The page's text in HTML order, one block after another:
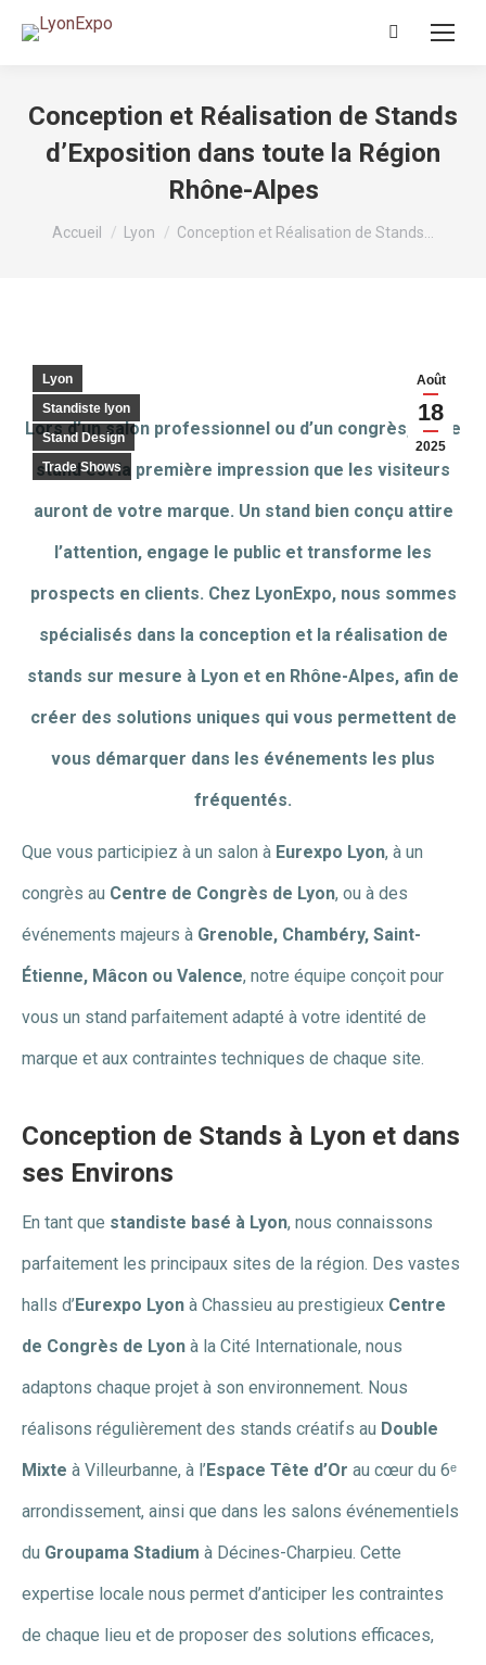
Recherche
Conception et Réalisation de Stands
d’Exposition dans toute la Région
Rhône-Alpes
Vous êtes ici :
Accueil Lyon Conception et Réalisation de Stands…
Août
18
2025
Lyon
Standiste lyon
Stand Design
Trade Shows
Lors d’un salon professionnel ou d’un congrès, votre
stand est la première impression que les visiteurs
auront de votre marque. Un stand bien conçu attire
l’attention, engage le public et transforme les
prospects en clients. Chez LyonExpo, nous sommes
spécialisés dans la conception et la réalisation de
stands sur mesure à Lyon et en Rhône-Alpes, afin de
créer des solutions uniques qui vous permettent de
vous démarquer dans les événements les plus
fréquentés.
Que vous participiez à un salon à Eurexpo Lyon, à un
congrès au Centre de Congrès de Lyon, ou à des
événements majeurs à Grenoble, Chambéry, Saint-
Étienne, Mâcon ou Valence, notre équipe conçoit pour
vous un stand parfaitement adapté à votre identité de
marque et aux contraintes techniques de chaque site.
Conception de Stands à Lyon et dans
ses Environs
En tant que standiste basé à Lyon, nous connaissons
parfaitement les principaux sites de la région. Des vastes
halls d’Eurexpo Lyon à Chassieu au prestigieux Centre
de Congrès de Lyon à la Cité Internationale, nous
adaptons chaque projet à son environnement. Nous
réalisons régulièrement des stands créatifs au Double
Mixte à Villeurbanne, à l’Espace Tête d’Or au cœur du 6ᵉ
arrondissement, ainsi que dans les salons événementiels
du Groupama Stadium à Décines-Charpieu. Cette
expertise locale nous permet d’anticiper les contraintes
de chaque lieu et de proposer des solutions efficaces,